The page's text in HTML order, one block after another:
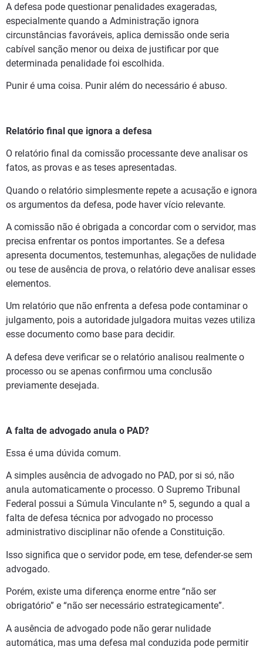
A defesa pode questionar penalidades exageradas,
especialmente quando a Administração ignora
circunstâncias favoráveis, aplica demissão onde seria
cabível sanção menor ou deixa de justificar por que
determinada penalidade foi escolhida.
Punir é uma coisa. Punir além do necessário é abuso.
Relatório final que ignora a defesa
O relatório final da comissão processante deve analisar os
fatos, as provas e as teses apresentadas.
Quando o relatório simplesmente repete a acusação e ignora
os argumentos da defesa, pode haver vício relevante.
A comissão não é obrigada a concordar com o servidor, mas
precisa enfrentar os pontos importantes. Se a defesa
apresenta documentos, testemunhas, alegações de nulidade
ou tese de ausência de prova, o relatório deve analisar esses
elementos.
Um relatório que não enfrenta a defesa pode contaminar o
julgamento, pois a autoridade julgadora muitas vezes utiliza
esse documento como base para decidir.
A defesa deve verificar se o relatório analisou realmente o
processo ou se apenas confirmou uma conclusão
previamente desejada.
A falta de advogado anula o PAD?
Essa é uma dúvida comum.
A simples ausência de advogado no PAD, por si só, não
anula automaticamente o processo. O Supremo Tribunal
Federal possui a Súmula Vinculante nº 5, segundo a qual a
falta de defesa técnica por advogado no processo
administrativo disciplinar não ofende a Constituição.
Isso significa que o servidor pode, em tese, defender-se sem
advogado.
Porém, existe uma diferença enorme entre “não ser
obrigatório” e “não ser necessário estrategicamente”.
A ausência de advogado pode não gerar nulidade
automática, mas uma defesa mal conduzida pode permitir